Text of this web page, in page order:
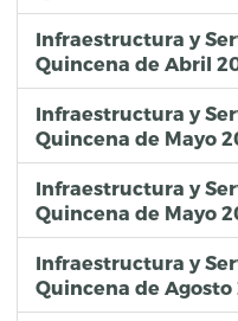
Infraestructura y
Quincena de Abril
Infraestructura y
Quincena de Mayo
Infraestructura y
Quincena de Mayo
Infraestructura y
Quincena de Agosto